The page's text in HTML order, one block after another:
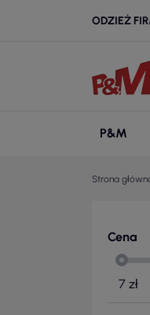
ODZIEŻ
P&M
Strona
Cena
7 zł